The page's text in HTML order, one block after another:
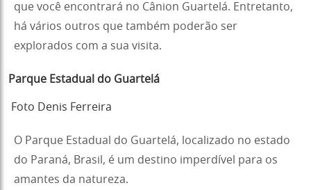
que você encontrará no Cânion Guartelá. Entretanto,
há vários outros que também poderão ser
explorados com a sua visita.
Parque Estadual do Guartelá
Foto Denis Ferreira
O Parque Estadual do Guartelá, localizado no estado
do Paraná, Brasil, é um destino imperdível para os
amantes da natureza.